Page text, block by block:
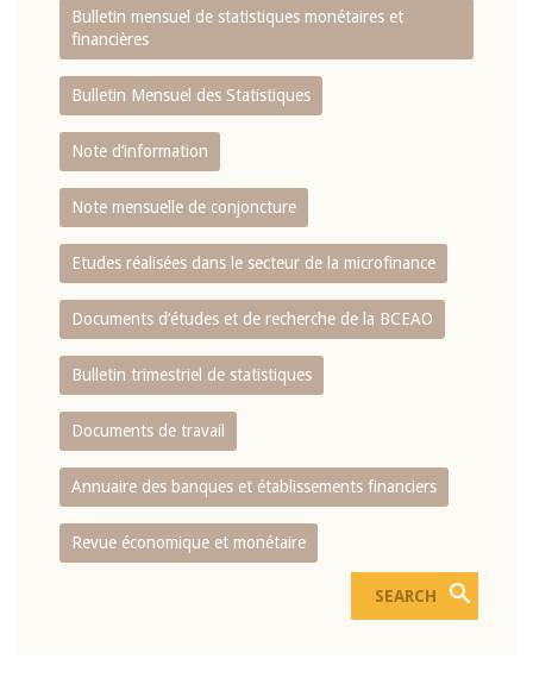
Bulletin mensuel de statistiques monétaires et
financières
Bulletin Mensuel des Statistiques
Note d’information
Note mensuelle de conjoncture
Etudes réalisées dans le secteur de la microfinance
Documents d’études et de recherche de la BCEAO
Bulletin trimestriel de statistiques
Documents de travail
Annuaire des banques et établissements financiers
Revue économique et monétaire